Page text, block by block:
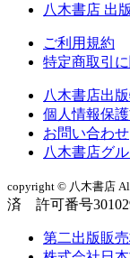
八木書店 出
ご利用規約
特定商取引
八木書店出
個人情報保
お問い合わせ
八木書店グ
copyright © 八木書店
済 許可番号
第二出版販